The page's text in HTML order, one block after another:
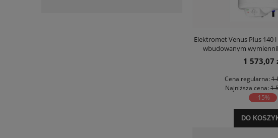
Elektromet Venus Plus 140
wbudowanym
pionowy
1 573,07
Cena regularna:1
Najniższa cena: 1
-15%
DO